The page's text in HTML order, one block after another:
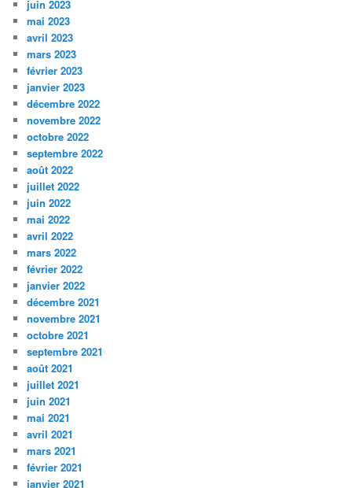
juin 2023
mai 2023
avril 2023
mars 2023
février 2023
janvier 2023
décembre 2022
novembre 2022
octobre 2022
septembre 2022
août 2022
juillet 2022
juin 2022
mai 2022
avril 2022
mars 2022
février 2022
janvier 2022
décembre 2021
novembre 2021
octobre 2021
septembre 2021
août 2021
juillet 2021
juin 2021
mai 2021
avril 2021
mars 2021
février 2021
janvier 2021